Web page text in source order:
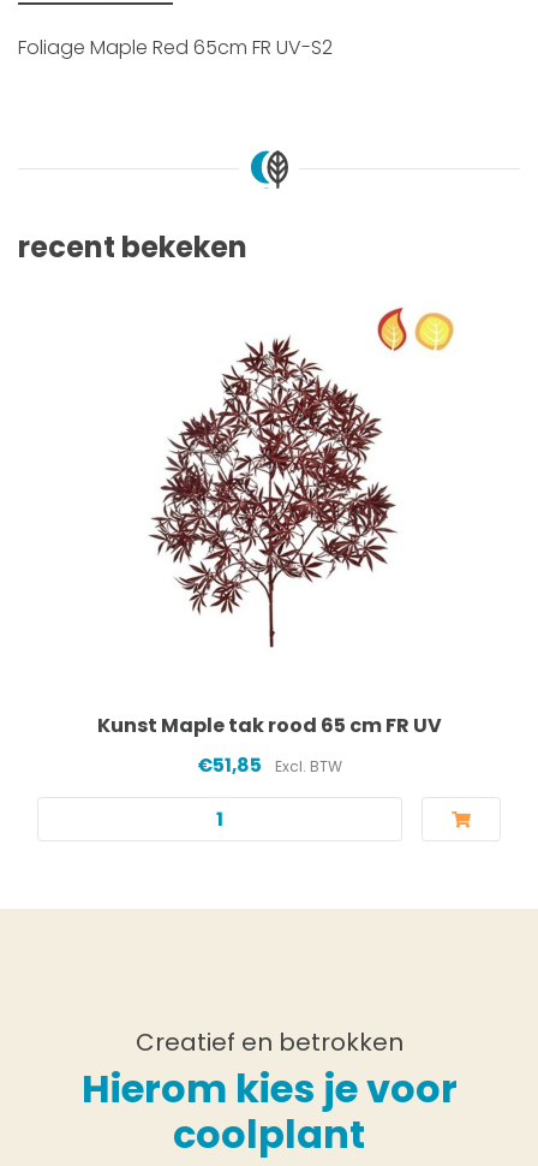
Foliage Maple Red 65cm FR UV-S2
recent bekeken
Kunst Maple tak rood 65 cm FR UV
€51,85 Excl. BTW
Creatief en betrokken
Hierom kies je voor
coolplant